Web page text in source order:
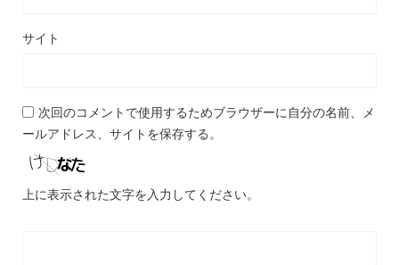
サイト
次回のコメントで使用するためブラウザーに自分の名前、メ
ールアドレス、サイトを保存する。
上に表示された文字を入力してください。